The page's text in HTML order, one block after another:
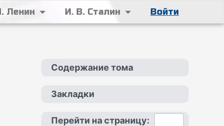
Ленин И. В. Сталин Войти
Содержание тома
Закладки
Перейти на страницу: